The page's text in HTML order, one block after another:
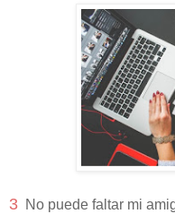
3 No puede faltar mi